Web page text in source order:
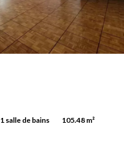
1 salle de bains 105.48 m²